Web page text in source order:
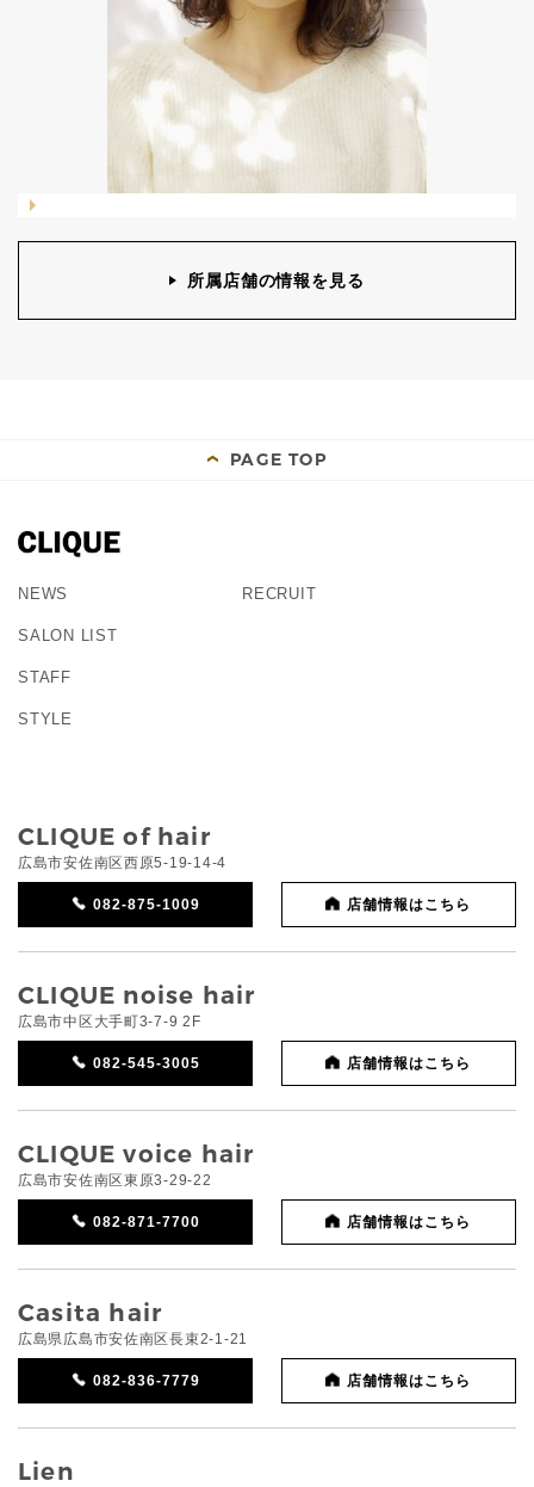
所属店舗の情報を見る
PAGE TOP
NEWS
SALON LIST
STAFF
STYLE
RECRUIT
CLIQUE of hair
広島市安佐南区西原5-19-14-4
082-875-1009 店舗情報はこちら
CLIQUE noise hair
広島市中区大手町3-7-9 2F
082-545-3005 店舗情報はこちら
CLIQUE voice hair
広島市安佐南区東原3-29-22
082-871-7700 店舗情報はこちら
Casita hair
広島県広島市安佐南区長束2-1-21
082-836-7779 店舗情報はこちら
Lien